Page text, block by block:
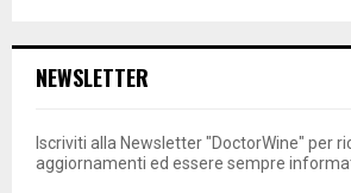
NEWSLETTER
Iscriviti alla Newsletter "DoctorWine" per
aggiornamenti ed essere sempre